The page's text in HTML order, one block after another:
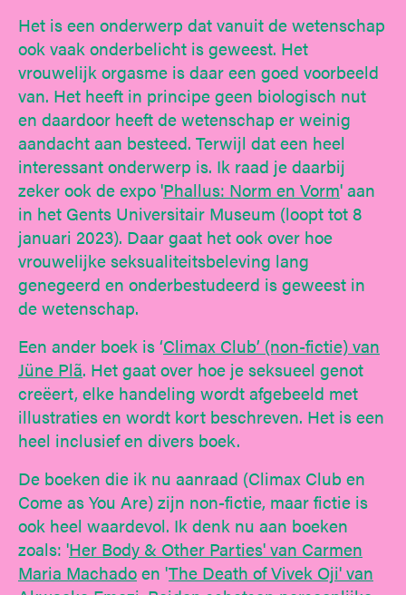
Het is een onderwerp dat vanuit de wetenschap
ook vaak onderbelicht is geweest. Het
vrouwelijk orgasme is daar een goed voorbeeld
van. Het heeft in principe geen biologisch nut
en daardoor heeft de wetenschap er weinig
aandacht aan besteed. Terwijl dat een heel
interessant onderwerp is. Ik raad je daarbij
zeker ook de expo 'Phallus: Norm en Vorm' aan
in het Gents Universitair Museum (loopt tot 8
januari 2023). Daar gaat het ook over hoe
vrouwelijke seksualiteitsbeleving lang
genegeerd en onderbestudeerd is geweest in
de wetenschap.
Een ander boek is ‘Climax Club’ (non-fictie) van
Jüne Plã. Het gaat over hoe je seksueel genot
creëert, elke handeling wordt afgebeeld met
illustraties en wordt kort beschreven. Het is een
heel inclusief en divers boek.
De boeken die ik nu aanraad (Climax Club en
Come as You Are) zijn non-fictie, maar fictie is
ook heel waardevol. Ik denk nu aan boeken
zoals: 'Her Body & Other Parties' van Carmen
Maria Machadoen 'The Death of Vivek Oji' van